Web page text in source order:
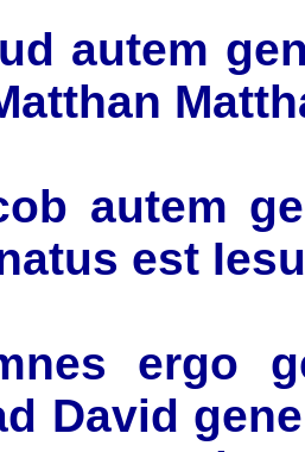
autem
autem
est
ergo
David